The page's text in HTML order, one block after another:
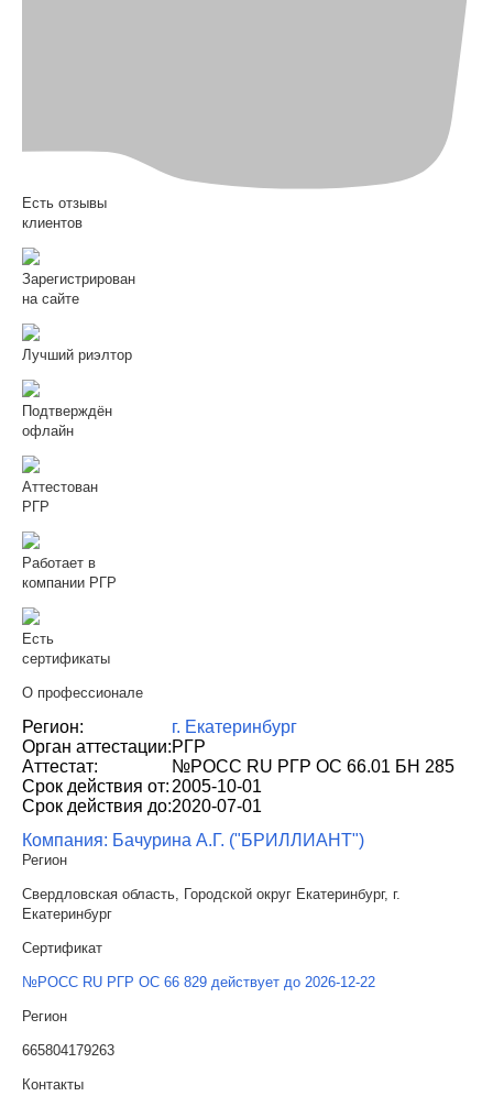
Есть отзывы
клиентов
Зарегистрирован
на сайте
Лучший риэлтор
Подтверждён
офлайн
Аттестован
РГР
Работает в
компании РГР
Есть
сертификаты
О профессионале
Регион:
г. Екатеринбург
Орган аттестации:РГР
Аттестат:
№РОСС RU РГР ОС 66.01 БН 285
Срок действия от: 2005-10-01
Срок действия до:2020-07-01
Компания: Бачурина А.Г. ("БРИЛЛИАНТ")
Регион
Свердловская область, Городской округ Екатеринбург, г.
Екатеринбург
Сертификат
№РОСС RU РГР ОС 66 829 действует до 2026-12-22
Регион
665804179263
Контакты